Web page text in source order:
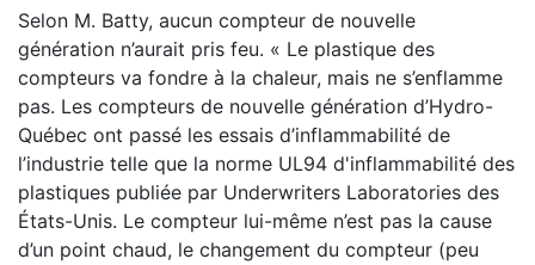
Selon M. Batty, aucun compteur de nouvelle
génération n’aurait pris feu. « Le plastique des
compteurs va fondre à la chaleur, mais ne s’enflamme
pas. Les compteurs de nouvelle génération d’Hydro-
Québec ont passé les essais d’inflammabilité de
l’industrie telle que la norme UL94 d'inflammabilité des
plastiques publiée par Underwriters Laboratories des
États-Unis. Le compteur lui-même n’est pas la cause
d’un point chaud, le changement du compteur (peu